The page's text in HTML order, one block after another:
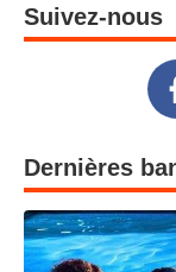
Suivez-nous
Dernières